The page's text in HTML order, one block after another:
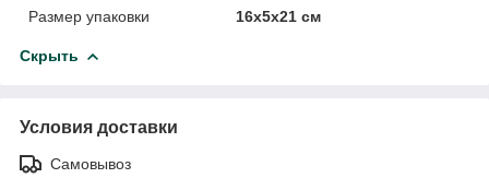
Размер упаковки
16х5х21 см
Скрыть
Условия доставки
Самовывоз